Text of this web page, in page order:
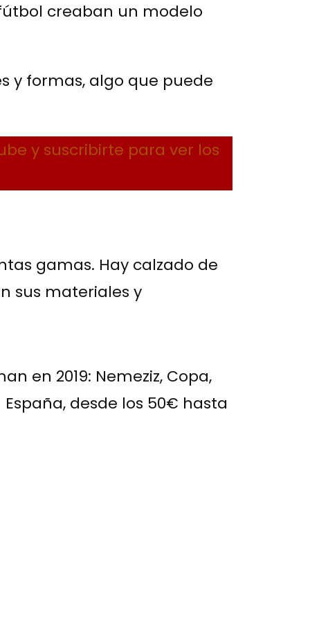
creaban un modelo
y formas, algo que puede
y suscribirte para ver los
gamas. Hay calzado de
sus materiales y
en 2019: Nemeziz, Copa,
desde los 50€ hasta